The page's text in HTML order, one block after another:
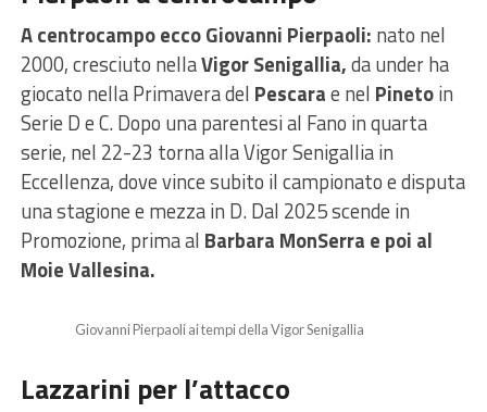
A centrocampo ecco Giovanni Pierpaoli: nato nel
2000, cresciuto nellaVigor Senigallia,da under ha
giocato nella Primavera del Pescarae nel Pinetoin
Serie D e C. Dopo una parentesi al Fano in quarta
serie, nel 22-23 torna alla Vigor Senigallia in
Eccellenza, dove vince subito il campionato e disputa
una stagione e mezza in D. Dal 2025 scende in
Promozione, prima al Barbara MonSerra e poi al
Moie Vallesina.
Giovanni Pierpaoli ai tempi della Vigor Senigallia
Lazzarini per l’attacco